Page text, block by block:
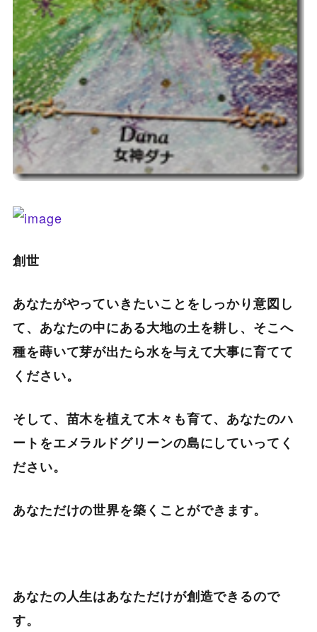
創世
あなたがやっていきたいことをしっかり意図し
て、あなたの中にある大地の土を耕し、そこへ
種を蒔いて芽が出たら水を与えて大事に育てて
ください。
そして、苗木を植えて木々も育て、あなたのハ
ートをエメラルドグリーンの島にしていってく
ださい。
あなただけの世界を築くことができます。
あなたの人生はあなただけが創造できるので
す。